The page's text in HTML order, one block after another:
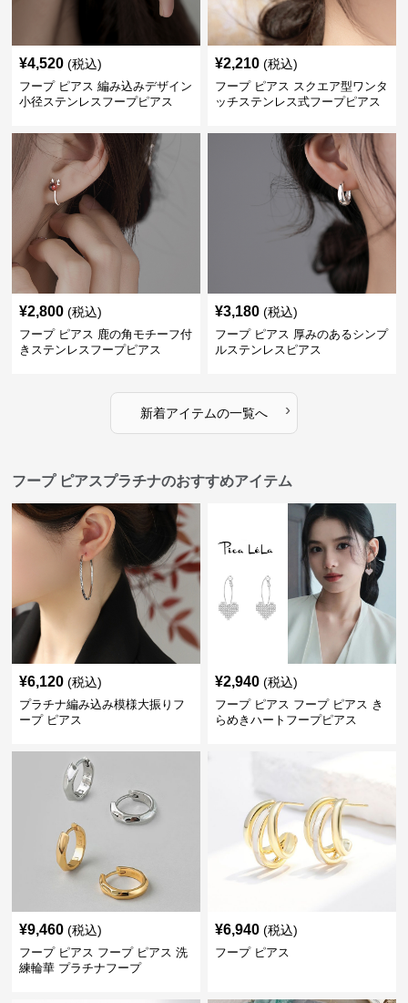
¥4,520 (税込)
フープ ピアス 編み込みデザイン
小径ステンレスフープピアス
¥2,210 (税込)
フープ ピアス スクエア型ワンタ
ッチステンレス式フープピアス
¥2,800 (税込)
フープ ピアス 鹿の角モチーフ付
きステンレスフープピアス
¥3,180 (税込)
フープ ピアス 厚みのあるシンプ
ルステンレスピアス
新着アイテムの一覧へ ›
フープ ピアスプラチナのおすすめアイテム
¥6,120 (税込)
プラチナ編み込み模様大振りフ
ープ ピアス
¥2,940 (税込)
フープ ピアス フープ ピアス き
らめきハートフープピアス
¥9,460 (税込)
フープ ピアス フープ ピアス 洗
練輪華 プラチナフープ
¥6,940 (税込)
フープ ピアス